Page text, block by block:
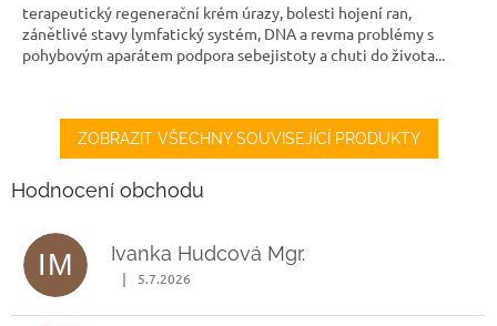
z
5
hvězdiček.
terapeutický regenerační krém úrazy, bolesti hojení ran,
zánětlivé stavy lymfatický systém, DNA a revma problémy s
pohybovým aparátem podpora sebejistoty a chuti do života...
ZOBRAZIT VŠECHNY SOUVISEJÍCÍ PRODUKTY
Hodnocení obchodu
IM Ivanka Hudcová Mgr.
Hodnocení obchodu je 5 z 5 hvězdiček.
| 5.7.2026